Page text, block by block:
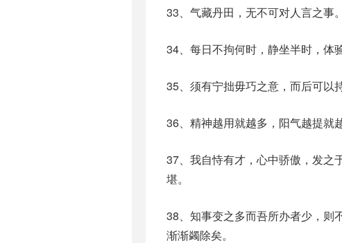
33、气藏丹田，无不可对人言之事。
34、每日不拘何时，静坐半时，体
35、须有宁拙毋巧之意，而后可以持
36、精神越用就越多，阳气越提就
37、我自恃有才，心中骄傲，发之
堪。
38、知事变之多而吾所办者少，则
渐渐蠲除矣。